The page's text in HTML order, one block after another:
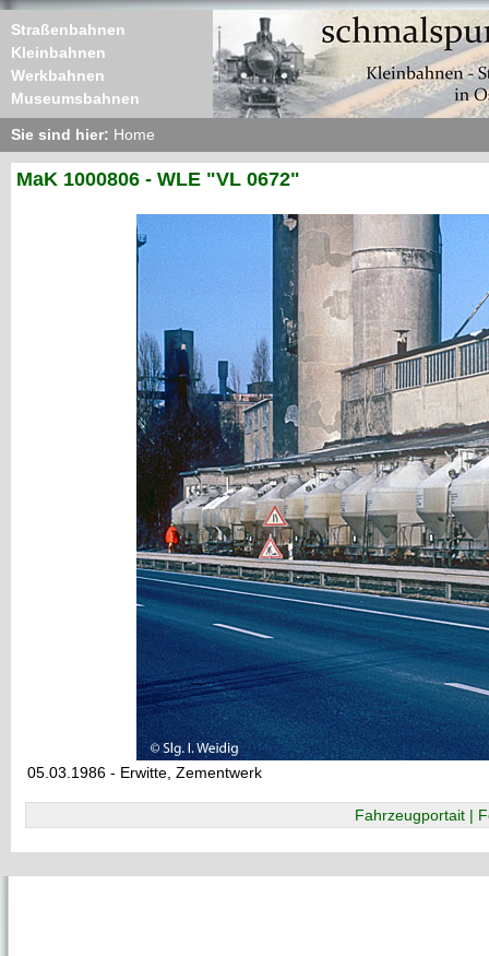
Straßenbahnen
Kleinbahnen
Werkbahnen
Museumsbahnen
Sie sind hier: Home
MaK 1000806 - WLE "VL 0672"
05.03.1986 - Erwitte, Zementwerk
Fahrzeugportait |